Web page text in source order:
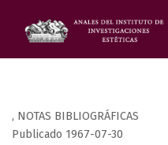
, NOTAS BIBLIOGRÁFICAS
Publicado 1967-07-30